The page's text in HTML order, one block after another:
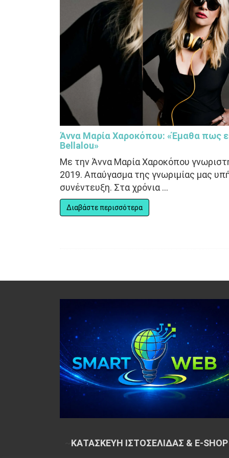
Άννα Μαρία Χαροκόπου: «Έμαθα πως
Bellalou»
Με την Άννα Μαρία Χαροκόπου
2019. Απαύγασμα της γνωριμίας μας
συνέντευξη. Στα χρόνια ...
Διαβάστε περισσότερα
ΚΑΤΑΣΚΕΥΗ ΙΣΤΟΣΕΛΙΔΑΣ & E-SHOP